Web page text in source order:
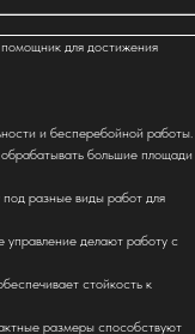
для достижения
и бесперебойной работы.
большие площади
разные виды работ для
управление делают работу с
стойкость к
размеры способствуют